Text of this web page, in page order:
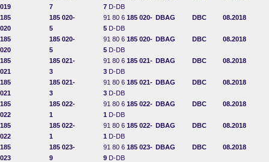
019
7
7 D-DB
185
020
185 020-
5
91 80 6 185 020-
5 D-DB
DBAG DBC 08.2018
185
020
185 020-
5
91 80 6 185 020-
5 D-DB
DBAG DBC 08.2018
185
021
185 021-
3
91 80 6 185 021-
3 D-DB
DBAG DBC 08.2018
185
021
185 021-
3
91 80 6 185 021-
3 D-DB
DBAG DBC 08.2018
185
022
185 022-
1
91 80 6 185 022-
1 D-DB
DBAG DBC 08.2018
185
022
185 022-
1
91 80 6 185 022-
1 D-DB
DBAG DBC 08.2018
185
023
185 023-
9
91 80 6 185 023-
9 D-DB
DBAG DBC 08.2018